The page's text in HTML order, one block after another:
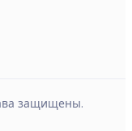
защищены.